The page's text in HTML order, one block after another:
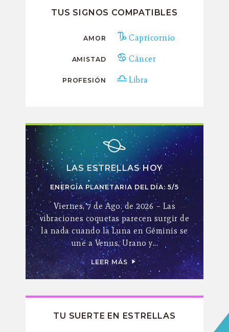
TUS SIGNOS COMPATIBLES
AMOR Capricornio
AMISTAD Cáncer
PROFESIÓN Libra
LAS ESTRELLAS HOY
ENERGÍA PLANETARIA DEL DÍA: 5/5
Viernes, 7 de Ago. de 2026 – Las
vibraciones coquetas parecen surgir de
la nada cuando la Luna en Géminis se
une a Venus, Urano y...
LEER MÁS
TU SUERTE EN ESTRELLAS